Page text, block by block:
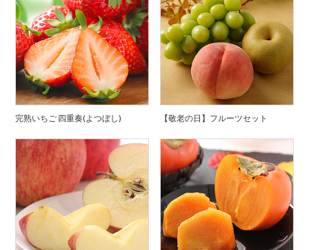
完熟いちご 四重奏(よつぼし) 【敬老の日】フルーツセット